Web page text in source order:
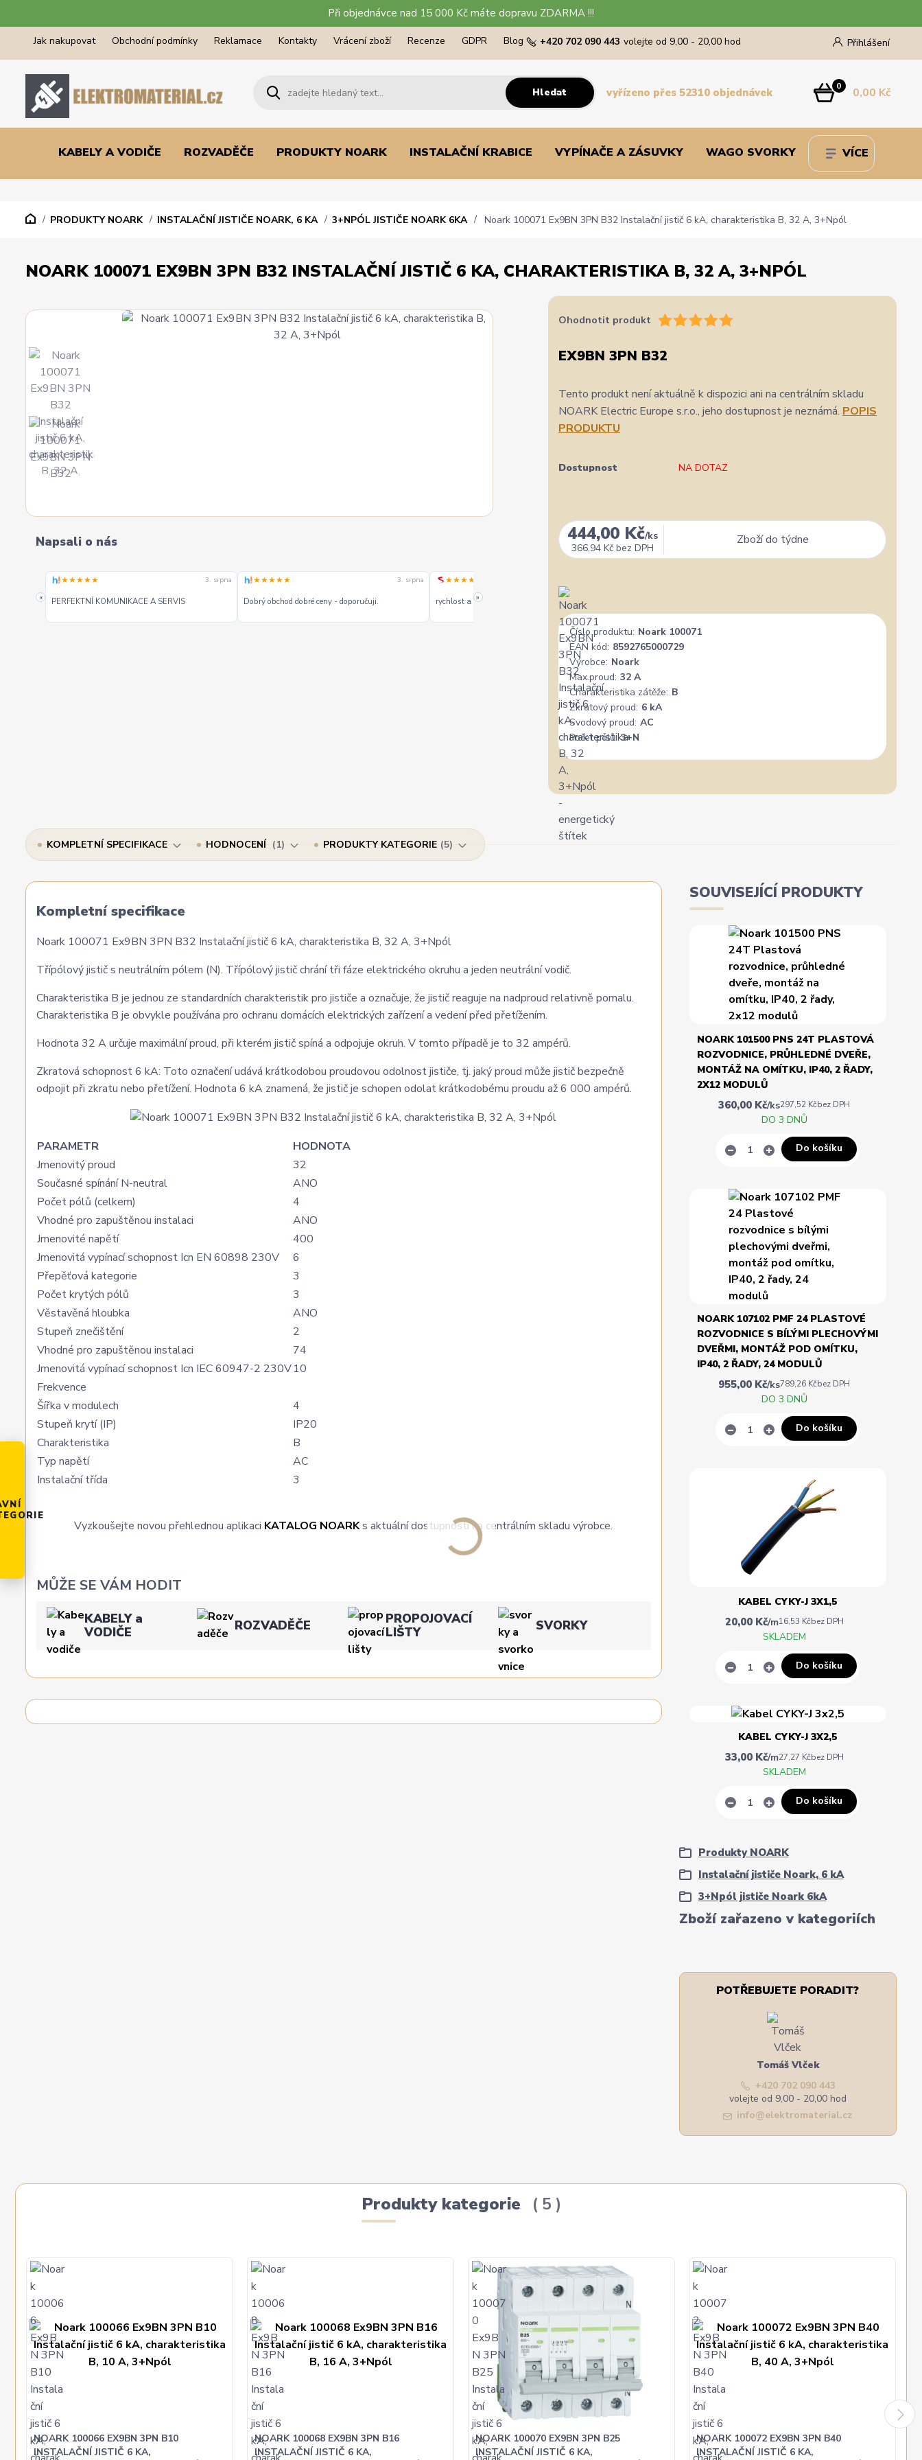
Při objednávce nad 15 000 Kč máte dopravu ZDARMA !!!
Jak nakupovat Obchodní podmínky Reklamace Kontakty Vrácení zboží Recenze GDPR Blog Přihlášení
Hledat
+420 702 090 443 volejte od 9,00 - 20,00 hod
0 0,00 Kč
vyřízeno přes 52310 objednávek
KABELY A VODIČE ROZVADĚČE PRODUKTY NOARK INSTALAČNÍ KRABICE VYPÍNAČE A ZÁSUVKY WAGO SVORKY VÍCE
PRODUKTY NOARK INSTALAČNÍ JISTIČE NOARK, 6 KA 3+NPÓL JISTIČE NOARK 6KA Noark 100071 Ex9BN 3PN B32 Instalační jistič 6 kA, charakteristika B, 32 A, 3+Npól
NOARK 100071 EX9BN 3PN B32 INSTALAČNÍ JISTIČ 6 KA, CHARAKTERISTIKA B, 32 A, 3+NPÓL
Napsali o nás
«
★★★★★ 3. srpna
PERFEKTNÍ KOMUNIKACE A SERVIS
★★★★★ 3. srpna
Dobrý obchod dobré ceny - doporučuji.
★★★★★
rychlost a kvalitu objednavky
»
Ohodnotit produkt
EX9BN 3PN B32
Tento produkt není aktuálně k dispozici ani na centrálním skladu
NOARK Electric Europe s.r.o., jeho dostupnost je neznámá. POPIS
PRODUKTU
Dostupnost NA DOTAZ
444,00 Kč/ks
366,94 Kč bez DPH
Zboží do týdne
Číslo produktu: Noark 100071
EAN kód: 8592765000729
Výrobce: Noark
Max.proud: 32 A
Charakteristika zátěže: B
Zkratový proud: 6 kA
Svodový proud: AC
Počet pólů: 3+N
KOMPLETNÍ SPECIFIKACE HODNOCENÍ 1 PRODUKTY KATEGORIE 5
Kompletní specifikace
Noark 100071 Ex9BN 3PN B32 Instalační jistič 6 kA, charakteristika B, 32 A, 3+Npól
Třípólový jistič s neutrálním pólem (N). Třípólový jistič chrání tři fáze elektrického okruhu a jeden neutrální vodič.
Charakteristika B je jednou ze standardních charakteristik pro jističe a označuje, že jistič reaguje na nadproud relativně pomalu.
Charakteristika B je obvykle používána pro ochranu domácích elektrických zařízení a vedení před přetížením.
Hodnota 32 A určuje maximální proud, při kterém jistič spíná a odpojuje okruh. V tomto případě je to 32 ampérů.
Zkratová schopnost 6 kA: Toto označení udává krátkodobou proudovou odolnost jističe, tj. jaký proud může jistič bezpečně
odpojit při zkratu nebo přetížení. Hodnota 6 kA znamená, že jistič je schopen odolat krátkodobému proudu až 6 000 ampérů.
PARAMETR
HODNOTA
Jmenovitý proud
32
Současné spínání N-neutral
ANO
Počet pólů (celkem)
4
Vhodné pro zapuštěnou instalaci
ANO
Jmenovité napětí
400
Jmenovitá vypínací schopnost Icn EN 60898 230V
6
Přepěťová kategorie
3
Počet krytých pólů
3
Věstavěná hloubka
ANO
Stupeň znečištění
2
Vhodné pro zapuštěnou instalaci
74
Jmenovitá vypínací schopnost Icn IEC 60947-2 230V10
Frekvence
Šířka v modulech
4
Stupeň krytí (IP)
IP20
Charakteristika
B
Typ napětí
AC
Instalační třída
3
Vyzkoušejte novou přehlednou aplikaci KATALOG NOARKs aktuální dostupností na centrálním skladu výrobce.
MŮŽE SE VÁM HODIT
KABELY a
VODIČE
ROZVADĚČE
PROPOJOVACÍ
LIŠTY
SVORKY
Zboží zařazeno v kategoriích
Produkty NOARK
Instalační jističe Noark, 6 kA
3+Npól jističe Noark 6kA
SOUVISEJÍCÍ PRODUKTY
NOARK 101500 PNS 24T PLASTOVÁ
ROZVODNICE, PRŮHLEDNÉ DVEŘE,
MONTÁŽ NA OMÍTKU, IP40, 2 ŘADY,
2X12 MODULŮ
360,00 Kč/ks297,52 Kčbez DPH
DO 3 DNŮ
Do košíku
NOARK 107102 PMF 24 PLASTOVÉ
ROZVODNICE S BÍLÝMI PLECHOVÝMI
DVEŘMI, MONTÁŽ POD OMÍTKU,
IP40, 2 ŘADY, 24 MODULŮ
955,00 Kč/ks789,26 Kčbez DPH
DO 3 DNŮ
Do košíku
KABEL CYKY-J 3X1,5
20,00 Kč/m16,53 Kčbez DPH
SKLADEM
Do košíku
KABEL CYKY-J 3X2,5
33,00 Kč/m27,27 Kčbez DPH
SKLADEM
Do košíku
POTŘEBUJETE PORADIT?
Tomáš Vlček
+420 702 090 443
volejte od 9,00 - 20,00 hod
info@elektromaterial.cz
Produkty kategorie 5
NOARK 100066 EX9BN 3PN B10
INSTALAČNÍ JISTIČ 6 KA,
NOARK 100068 EX9BN 3PN B16
INSTALAČNÍ JISTIČ 6 KA,
NOARK 100070 EX9BN 3PN B25
INSTALAČNÍ JISTIČ 6 KA,
NOARK 100072 EX9BN 3PN B40
INSTALAČNÍ JISTIČ 6 KA,